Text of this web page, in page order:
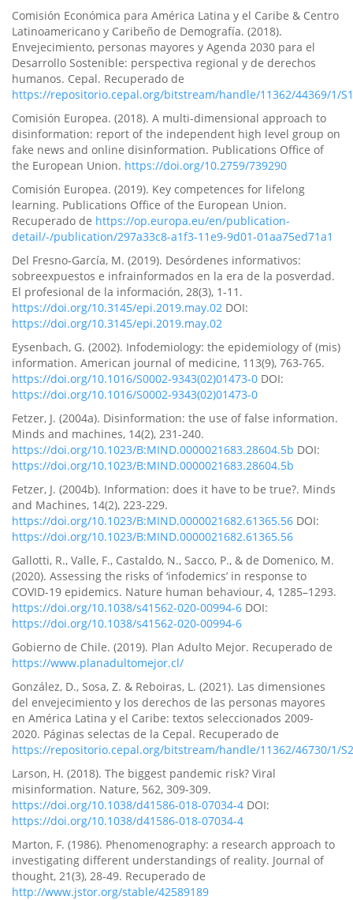
Comisión Económica para América Latina y el Caribe & Centro
Latinoamericano y Caribeño de Demografía. (2018).
Envejecimiento, personas mayores y Agenda 2030 para el
Desarrollo Sostenible: perspectiva regional y de derechos
humanos. Cepal. Recuperado de
https://repositorio.cepal.org/bitstream/handle/11362/44369/1/
Comisión Europea. (2018). A multi-dimensional approach to
disinformation: report of the independent high level group on
fake news and online disinformation. Publications Office of
the European Union. https://doi.org/10.2759/739290
Comisión Europea. (2019). Key competences for lifelong
learning. Publications Office of the European Union.
Recuperado de https://op.europa.eu/en/publication-
detail/-/publication/297a33c8-a1f3-11e9-9d01-01aa75ed71a1
Del Fresno-García, M. (2019). Desórdenes informativos:
sobreexpuestos e infrainformados en la era de la posverdad.
El profesional de la información, 28(3), 1-11.
https://doi.org/10.3145/epi.2019.may.02 DOI:
https://doi.org/10.3145/epi.2019.may.02
Eysenbach, G. (2002). Infodemiology: the epidemiology of (mis)
information. American journal of medicine, 113(9), 763-765.
https://doi.org/10.1016/S0002-9343(02)01473-0 DOI:
https://doi.org/10.1016/S0002-9343(02)01473-0
Fetzer, J. (2004a). Disinformation: the use of false information.
Minds and machines, 14(2), 231-240.
https://doi.org/10.1023/B:MIND.0000021683.28604.5b DOI:
https://doi.org/10.1023/B:MIND.0000021683.28604.5b
Fetzer, J. (2004b). Information: does it have to be true?. Minds
and Machines, 14(2), 223-229.
https://doi.org/10.1023/B:MIND.0000021682.61365.56 DOI:
https://doi.org/10.1023/B:MIND.0000021682.61365.56
Gallotti, R., Valle, F., Castaldo, N., Sacco, P., & de Domenico, M.
(2020). Assessing the risks of ‘infodemics’ in response to
COVID-19 epidemics. Nature human behaviour, 4, 1285–1293.
https://doi.org/10.1038/s41562-020-00994-6 DOI:
https://doi.org/10.1038/s41562-020-00994-6
Gobierno de Chile. (2019). Plan Adulto Mejor. Recuperado de
https://www.planadultomejor.cl/
González, D., Sosa, Z. & Reboiras, L. (2021). Las dimensiones
del envejecimiento y los derechos de las personas mayores
en América Latina y el Caribe: textos seleccionados 2009-
2020. Páginas selectas de la Cepal. Recuperado de
https://repositorio.cepal.org/bitstream/handle/11362/46730/1/
Larson, H. (2018). The biggest pandemic risk? Viral
misinformation. Nature, 562, 309-309.
https://doi.org/10.1038/d41586-018-07034-4 DOI:
https://doi.org/10.1038/d41586-018-07034-4
Marton, F. (1986). Phenomenography: a research approach to
investigating different understandings of reality. Journal of
thought, 21(3), 28-49. Recuperado de
http://www.jstor.org/stable/42589189